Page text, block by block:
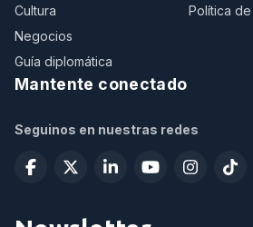
Cultura
Negocios
Guía diplomática
Política
Mantente conectado
Seguinos en nuestras redes